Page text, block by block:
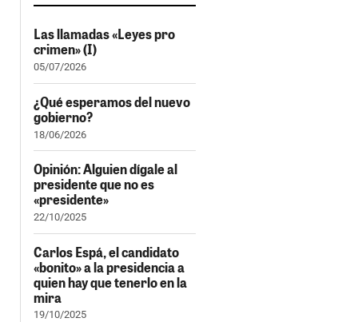
Las llamadas «Leyes pro
crimen» (I)
05/07/2026
¿Qué esperamos del nuevo
gobierno?
18/06/2026
Opinión: Alguien dígale al
presidente que no es
«presidente»
22/10/2025
Carlos Espá, el candidato
«bonito» a la presidencia a
quien hay que tenerlo en la
mira
19/10/2025